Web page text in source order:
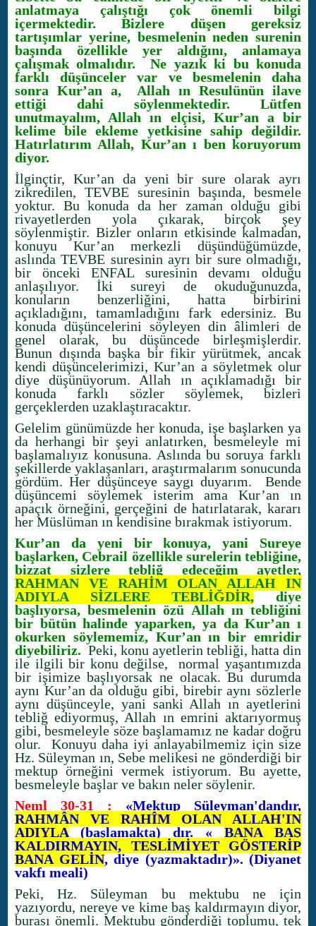
anlatmaya çalıştığı çok önemli bilgi
içermektedir. Bizlere düşen gereksiz
tartışımlar yerine, besmelenin neden surenin
başında özellikle yer aldığını, anlamaya
çalışmak olmalıdır. Ne yazık ki bu konuda
farklı düşünceler var ve besmelenin daha
sonra Kur’an a, Allah ın Resulünün ilave
ettiği dahi söylenmektedir. Lütfen
unutmayalım, Allah ın elçisi, Kur’an a bir
kelime bile ekleme yetkisine sahip değildir.
Hatırlatırım Allah, Kur’an ı ben koruyorum
diyor.
İlginçtir, Kur’an da yeni bir sure olarak ayrı
zikredilen, TEVBE suresinin başında, besmele
yoktur. Bu konuda da her zaman olduğu gibi
rivayetlerden yola çıkarak, birçok şey
söylenmiştir. Bizler onların etkisinde kalmadan,
konuyu Kur’an merkezli düşündüğümüzde,
aslında TEVBE suresinin ayrı bir sure olmadığı,
bir önceki ENFAL suresinin devamı olduğu
anlaşılıyor. İki sureyi de okuduğunuzda,
konuların benzerliğini, hatta birbirini
açıkladığını, tamamladığını fark edersiniz. Bu
konuda düşüncelerini söyleyen din âlimleri de
genel olarak, bu düşüncede birleşmişlerdir.
Bunun dışında başka bir fikir yürütmek, ancak
kendi düşüncelerimizi, Kur’an a söyletmek olur
diye düşünüyorum. Allah ın açıklamadığı bir
konuda farklı sözler söylemek, bizleri
gerçeklerden uzaklaştıracaktır.
Gelelim günümüzde her konuda, işe başlarken ya
da herhangi bir şeyi anlatırken, besmeleyle mi
başlamalıyız konusuna. Aslında bu soruya farklı
şekillerde yaklaşanları, araştırmalarım sonucunda
gördüm. Her düşünceye saygı duyarım. Bende
düşüncemi söylemek isterim ama Kur’an ın
apaçık örneğini, gerçeğini de hatırlatarak, kararı
her Müslüman ın kendisine bırakmak istiyorum.
Kur’an da yeni bir konuya, yani Sureye
başlarken, Cebrail özellikle surelerin tebliğine,
bizzat sizlere tebliğ edeceğim ayetler,
RAHMAN VE RAHİM OLAN ALLAH IN
ADIYLA SİZLERE TEBLİĞDİR, diye
başlıyorsa, besmelenin özü Allah ın tebliğini
bir bütün halinde yaparken, ya da Kur’an ı
okurken söylememiz, Kur’an ın bir emridir
diyebiliriz. Peki, konu ayetlerin tebliği, hatta din
ile ilgili bir konu değilse, normal yaşantımızda
bir işimize başlıyorsak ne olacak. Bu durumda
aynı Kur’an da olduğu gibi, birebir aynı sözlerle
aynı düşünceyle, yani sanki Allah ın ayetlerini
tebliğ ediyormuş, Allah ın emrini aktarıyormuş
gibi, besmeleyle söze başlamamız ne kadar doğru
olur. Konuyu daha iyi anlayabilmemiz için size
Hz. Süleyman ın, Sebe melikesi ne gönderdiği bir
mektup örneğini vermek istiyorum. Bu ayette,
besmeleyle başlar ve bakın neler söylenir.
Neml 30-31 : «Mektup Süleyman'dandır,
RAHMÂN VE RAHÎM OLAN ALLAH'IN
ADIYLA(başlamakta) dır. « BANA BAŞ
KALDIRMAYIN, TESLİMİYET GÖSTERİP
BANA GELİN, diye (yazmaktadır)». (Diyanet
vakfı meali)
Peki, Hz. Süleyman bu mektubu ne için
yazıyordu, nereye ve kime baş kaldırmayın diyor,
burası önemli. Mektubu gönderdiği toplumu, tek